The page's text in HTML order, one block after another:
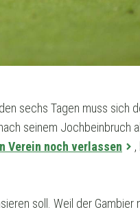
sechs Tagen muss sich
seinem Jochbeinbruch
Verein noch verlassen
soll. Weil der Gambier